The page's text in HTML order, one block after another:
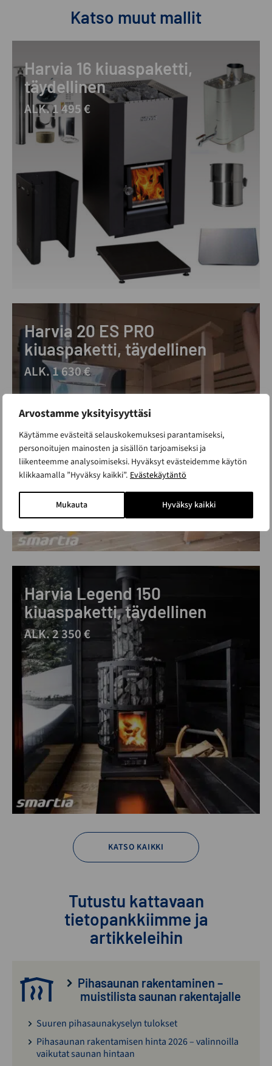
Arvostamme yksityisyyttäsi
Käytämme evästeitä selauskokemuksesi parantamiseksi,
personoitujen mainosten ja sisällön tarjoamiseksi ja
liikenteemme analysoimiseksi. Hyväksyt evästeidemme käytön
klikkaamalla ”Hyväksy kaikki”. Evästekäytäntö
Mukauta Hyväksy kaikki
Katso muut mallit
Harvia 16 kiuaspaketti,
täydellinen
ALK. 1 495 €
Harvia 20 ES PRO
kiuaspaketti, täydellinen
ALK. 1 630 €
Harvia Legend 150
kiuaspaketti, täydellinen
ALK. 2 350 €
KATSO KAIKKI
Tutustu kattavaan
tietopankkiimme ja
artikkeleihin
Pihasaunan rakentaminen –
muistilista saunan rakentajalle
Suuren pihasaunakyselyn tulokset
Pihasaunan rakentamisen hinta 2026 – valinnoilla
vaikutat saunan hintaan